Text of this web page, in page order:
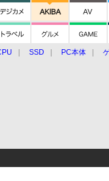
SSD PC本体